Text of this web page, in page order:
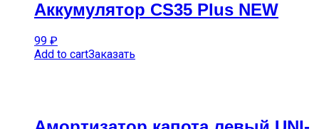
Аккумулятор CS35 Plus NEW
99 ₽
Add to cartЗаказать